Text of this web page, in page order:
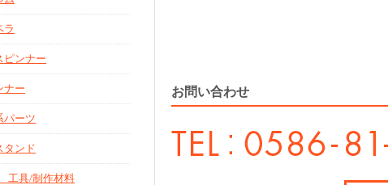
ラ
ピンナー
ナー
パーツ
タンド
工具/制作材料
お問い合わせ